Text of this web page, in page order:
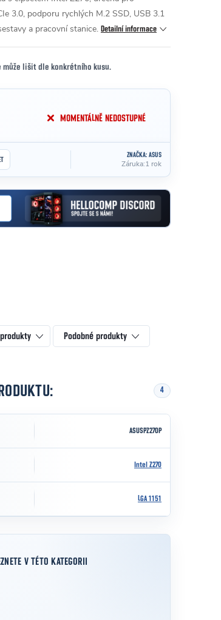
3.0, podporu rychlých M.2 SSD, USB 3.1
a pracovní stanice. Detailní informace
může lišit dle konkrétního kusu.
MOMENTÁLNĚ NEDOSTUPNÉ
ZNAČKA: ASUS
Záruka:1 rok
Podobné produkty
4
ASUSPZ270P
Intel Z270
LGA 1151
V TÉTO KATEGORII